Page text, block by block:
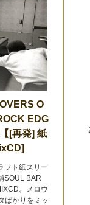
O
EDG
[再発] 紙
フト紙スリー
SOUL BAR
。メロウ
ばかりをミッ